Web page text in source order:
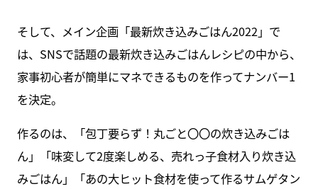
そして、メイン企画「最新炊き込みごはん2022」で
は、SNSで話題の最新炊き込みごはんレシピの中から、
家事初心者が簡単にマネできるものを作ってナンバー1
を決定。
作るのは、「包丁要らず！丸ごと〇〇の炊き込みごは
ん」「味変して2度楽しめる、売れっ子食材入り炊き込
みごはん」「あの大ヒット食材を使って作るサムゲタン